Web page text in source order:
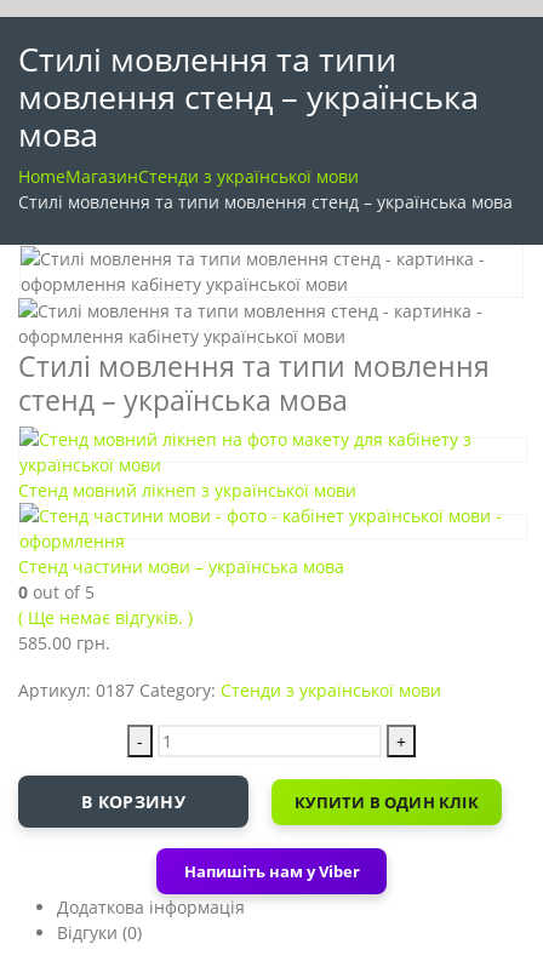
Стилі мовлення та типи
мовлення стенд – українська
мова
HomeМагазинСтенди з української мови
Стилі мовлення та типи мовлення стенд – українська мова
Стилі мовлення та типи мовлення
стенд – українська мова
Стенд мовний лікнеп з української мови
Стенд частини мови – українська мова
0 out of 5
( Ще немає відгуків. )
585.00 грн.
Артикул: 0187 Category: Стенди з української мови
- +
В КОРЗИНУ КУПИТИ В ОДИН КЛІК
Напишіть нам у Viber
Додаткова інформація
Відгуки (0)